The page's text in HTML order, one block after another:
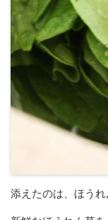
添えたのは、ほうれ